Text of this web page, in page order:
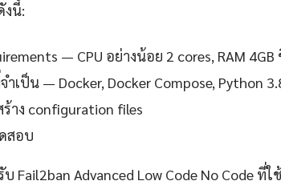
นี้:
— CPU อย่างน้อย 2 cores, RAM 4GB
ำเป็น — Docker, Docker Compose, Python
าง configuration files
สอบ
Fail2ban Advanced Low Code No Code ที่ใ